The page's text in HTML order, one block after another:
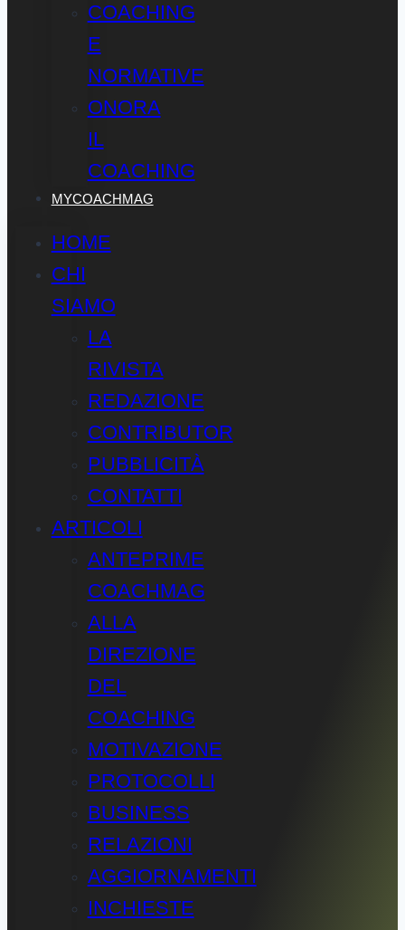
COACHING
E
NORMATIVE
ONORA
IL
COACHING
MYCOACHMAG
HOME
CHI
SIAMO
LA
RIVISTA
REDAZIONE
CONTRIBUTOR
PUBBLICITÀ
CONTATTI
ARTICOLI
ANTEPRIME
COACHMAG
ALLA
DIREZIONE
DEL
COACHING
MOTIVAZIONE
PROTOCOLLI
BUSINESS
RELAZIONI
AGGIORNAMENTI
INCHIESTE